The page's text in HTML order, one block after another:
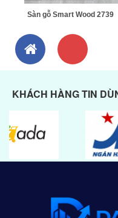
Sàn gỗ Smart Wood 2739
KHÁCH HÀNG TIN